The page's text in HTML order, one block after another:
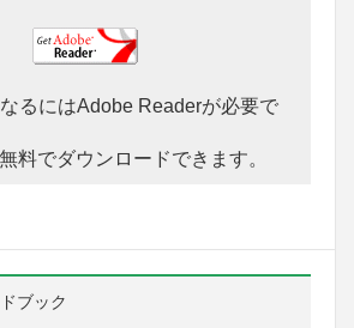
るにはAdobe Readerが必要で
料でダウンロードできます。
ブック